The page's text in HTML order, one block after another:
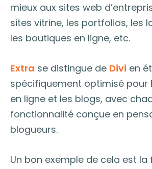
mieux aux sites web
sites vitrine, les portfolios, les
les boutiques en ligne, etc.
Extra se distingue de Divi en
spécifiquement optimisé pour
en ligne et les blogs, avec
fonctionnalité conçue en
blogueurs.
Un bon exemple de cela est